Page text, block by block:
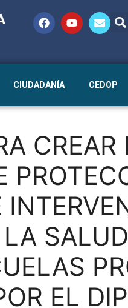
CIUDADANÍA CEDOP
EL